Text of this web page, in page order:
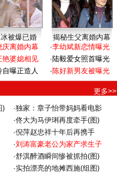
被爆已婚
揭秘生父离婚内幕
庆离婚内幕
艳婆媳相见
自曝正造人
·李幼斌新恋情曝光
·陆毅爱女照首曝光
·陈好新男友被曝光
更多>>
) ·独家：章子怡带妈妈看电影
·佟大为马伊琍再度牵手(图)
·倪萍赵忠祥十年后再携手
·刘涛富豪老公为家产求生子
·舒淇醉酒瞬间惨被抓拍(图)
·实拍漂亮的地摊西施(组图)